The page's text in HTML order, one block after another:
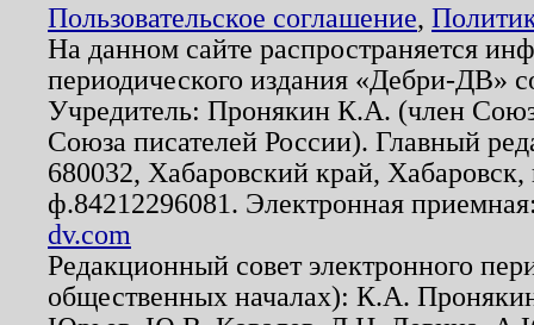
Пользовательское соглашение,
На данном сайте распространяется
периодического издания «Дебри-ДВ»
Учредитель: Пронякин К.А. (член
Союза писателей России). Главный
680032, Хабаровский край,
ф.84212296081. Электронная
dv.com
Редакционный совет электронного
общественных началах): К.А.